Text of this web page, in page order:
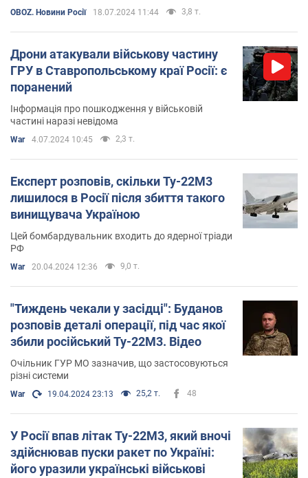
OBOZ. Новини Росії 18.07.2024 11:44 3,8 т.
Дрони атакували військову частину
ГРУ в Ставропольському краї Росії: є
поранений
Інформація про пошкодження у військовій
частині наразі невідома
War 4.07.2024 10:45 2,3 т.
Експерт розповів, скільки Ту-22М3
лишилося в Росії після збиття такого
винищувача Україною
Цей бомбардувальник входить до ядерної тріади
РФ
War 20.04.2024 12:36 9,0 т.
"Тиждень чекали у засідці": Буданов
розповів деталі операції, під час якої
збили російський Ту-22М3. Відео
Очільник ГУР МО зазначив, що застосовуються
різні системи
War 19.04.2024 23:13 25,2 т. 48
У Росії впав літак Ту-22М3, який вночі
здійснював пуски ракет по Україні:
його уразили українські військові